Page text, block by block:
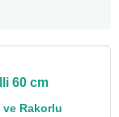
60 cm
ve Rakorlu